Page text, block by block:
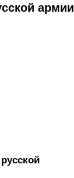
армии